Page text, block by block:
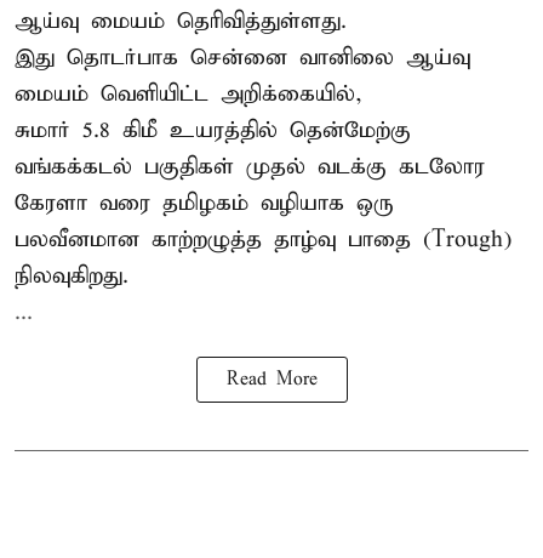
ஆய்வு மையம் தெரிவித்துள்ளது.
இது தொடர்பாக சென்னை வானிலை ஆய்வு
மையம் வெளியிட்ட அறிக்கையில்,
சுமார் 5.8 கிமீ உயரத்தில் தென்மேற்கு
வங்கக்கடல் பகுதிகள் முதல் வடக்கு கடலோர
கேரளா வரை தமிழகம் வழியாக ஒரு
பலவீனமான காற்றழுத்த தாழ்வு பாதை (Trough)
நிலவுகிறது.
...
Read More